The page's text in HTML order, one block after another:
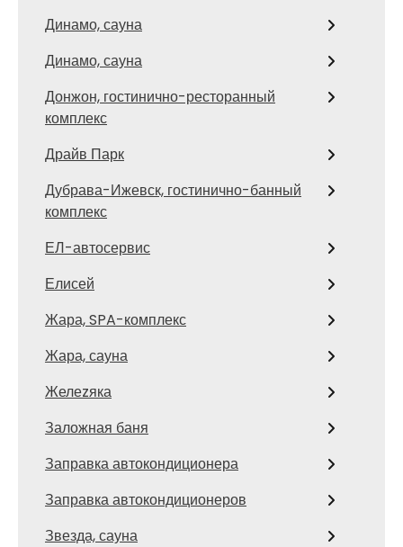
Динамо, сауна
Динамо, сауна
Донжон, гостинично-ресторанный
комплекс
Драйв Парк
Дубрава-Ижевск, гостинично-банный
комплекс
ЕЛ-автосервис
Елисей
Жара, SPA-комплекс
Жара, сауна
Желеzяка
Заложная баня
Заправка автокондиционера
Заправка автокондиционеров
Звезда, сауна